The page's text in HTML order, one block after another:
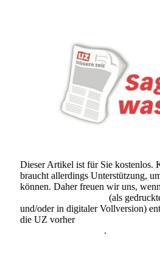
Dieser Artikel ist für Sie kostenlos.
braucht allerdings Unterstützung,
können. Daher freuen wir uns,
(als
und/oder in digitaler Vollversion)
die UZ vorher
.